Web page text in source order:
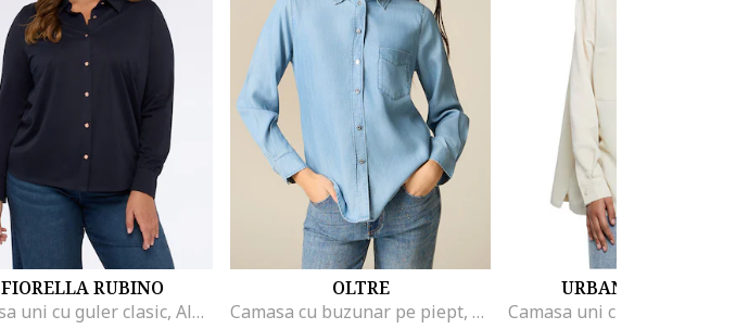
FIORELLA RUBINO
Camasa uni cu guler clasic, Albastru ultramarin
OLTRE
Camasa cu buzunar pe piept, Albastru pastel
URBAN CLASSICS